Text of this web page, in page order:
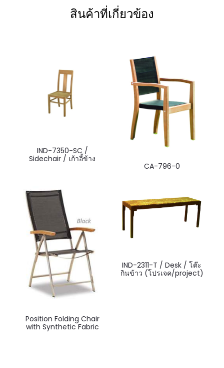
สินค้าที่เกี่ยวข้อง
IND-7350-SC /
Sidechair / เก้าอี้ข้าง
CA-796-0
Position Folding Chair
with Synthetic Fabric
IND-2311-T / Desk / โต๊ะ
กินข้าว (โปรเจค/project)